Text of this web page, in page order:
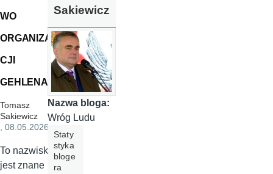
WO
ORGANIZA
CJI
GEHLENA
Tomasz
Sakiewicz
, 08.05.2026
To nazwisko
jest znane
Sakiewicz
Nazwa bloga:
Wróg Ludu
Staty
styka
bloge
ra